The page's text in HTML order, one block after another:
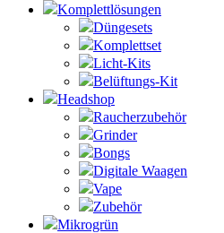
Komplettlösungen
Düngesets
Komplettset
Licht-Kits
Belüftungs-Kit
Headshop
Raucherzubehör
Grinder
Bongs
Digitale Waagen
Vape
Zubehör
Mikrogrün